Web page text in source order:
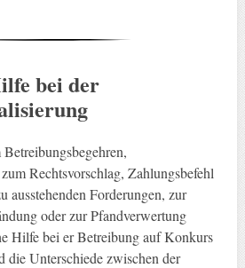
bei der
Rechtsvorschlag, Zahlungsbefehl
ausstehenden Forderungen, zur
oder zur Pfandverwertung
Hilfe bei er Betreibung auf Konkurs
die Unterschiede zwischen der